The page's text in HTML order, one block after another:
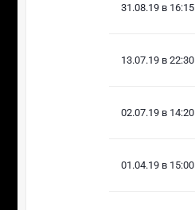
31.08.19 в 16:15
13.07.19 в 22:30
02.07.19 в 14:20
01.04.19 в 15:00